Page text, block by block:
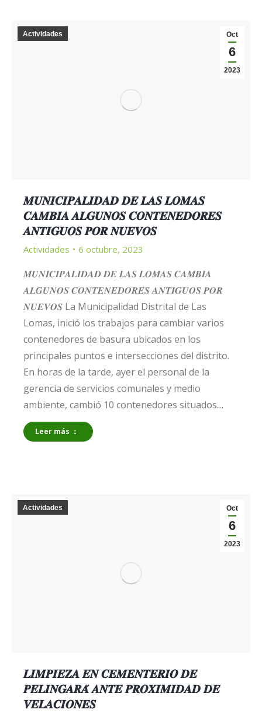
Oct
6
2023
Actividades
𝑴𝑼𝑵𝑰𝑪𝑰𝑷𝑨𝑳𝑰𝑫𝑨𝑫 𝑫𝑬 𝑳𝑨𝑺 𝑳𝑶𝑴𝑨𝑺
𝑪𝑨𝑴𝑩𝑰𝑨 𝑨𝑳𝑮𝑼𝑵𝑶𝑺 𝑪𝑶𝑵𝑻𝑬𝑵𝑬𝑫𝑶𝑹𝑬𝑺
𝑨𝑵𝑻𝑰𝑮𝑼𝑶𝑺 𝑷𝑶𝑹 𝑵𝑼𝑬𝑽𝑶𝑺
Actividades 6 octubre, 2023
𝑴𝑼𝑵𝑰𝑪𝑰𝑷𝑨𝑳𝑰𝑫𝑨𝑫 𝑫𝑬 𝑳𝑨𝑺 𝑳𝑶𝑴𝑨𝑺 𝑪𝑨𝑴𝑩𝑰𝑨
𝑨𝑳𝑮𝑼𝑵𝑶𝑺 𝑪𝑶𝑵𝑻𝑬𝑵𝑬𝑫𝑶𝑹𝑬𝑺 𝑨𝑵𝑻𝑰𝑮𝑼𝑶𝑺 𝑷𝑶𝑹
𝑵𝑼𝑬𝑽𝑶𝑺 La Municipalidad Distrital de Las
Lomas, inició los trabajos para cambiar varios
contenedores de basura ubicados en los
principales puntos e intersecciones del distrito.
En horas de la tarde, ayer el personal de la
gerencia de servicios comunales y medio
ambiente, cambió 10 contenedores situados…
Leer más
Oct
6
2023
Actividades
𝑳𝑰𝑴𝑷𝑰𝑬𝒁𝑨 𝑬𝑵 𝑪𝑬𝑴𝑬𝑵𝑻𝑬𝑹𝑰𝑶 𝑫𝑬
𝑷𝑬𝑳𝑰𝑵𝑮𝑨𝑹𝑨́ 𝑨𝑵𝑻𝑬 𝑷𝑹𝑶𝑿𝑰𝑴𝑰𝑫𝑨𝑫 𝑫𝑬
𝑽𝑬𝑳𝑨𝑪𝑰𝑶𝑵𝑬𝑺